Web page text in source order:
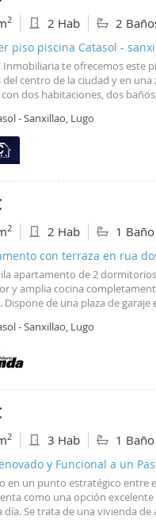
2 2 Hab 2
piso piscina Catasol -
Inmobiliaria te ofrecemos este
centro de la ciudad y en
dos habitaciones, dos
#ref:P5147 - P5147 - A&C
- Sanxillao, Lugo
2 2 Hab 1 Baño
con terraza en rua
apartamento de 2
y amplia cocina
Dispone de una plaza de
Ubicado a un paso del
comodidad y proximidad a
- Sanxillao, Lugo
2 3 Hab 1 Baño
y Funcional a un
en un punto estratégico entre
como una opción
día. Se trata de una vivienda